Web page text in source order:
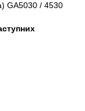
GA5030 / 4530